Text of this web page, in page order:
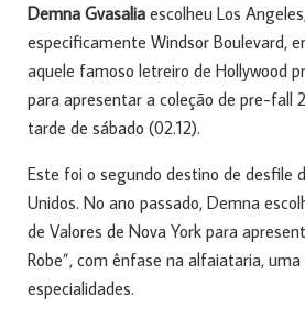
Demna Gvasalia escolheu Los
especificamente Windsor Boulevard,
aquele famoso letreiro de Hollywood
para apresentar a coleção de pre-fall
tarde de sábado (02.12).
Este foi o segundo destino de desfile
Unidos. No ano passado, Demna
de Valores de Nova York para
Robe”, com ênfase na alfaiataria, uma
especialidades.